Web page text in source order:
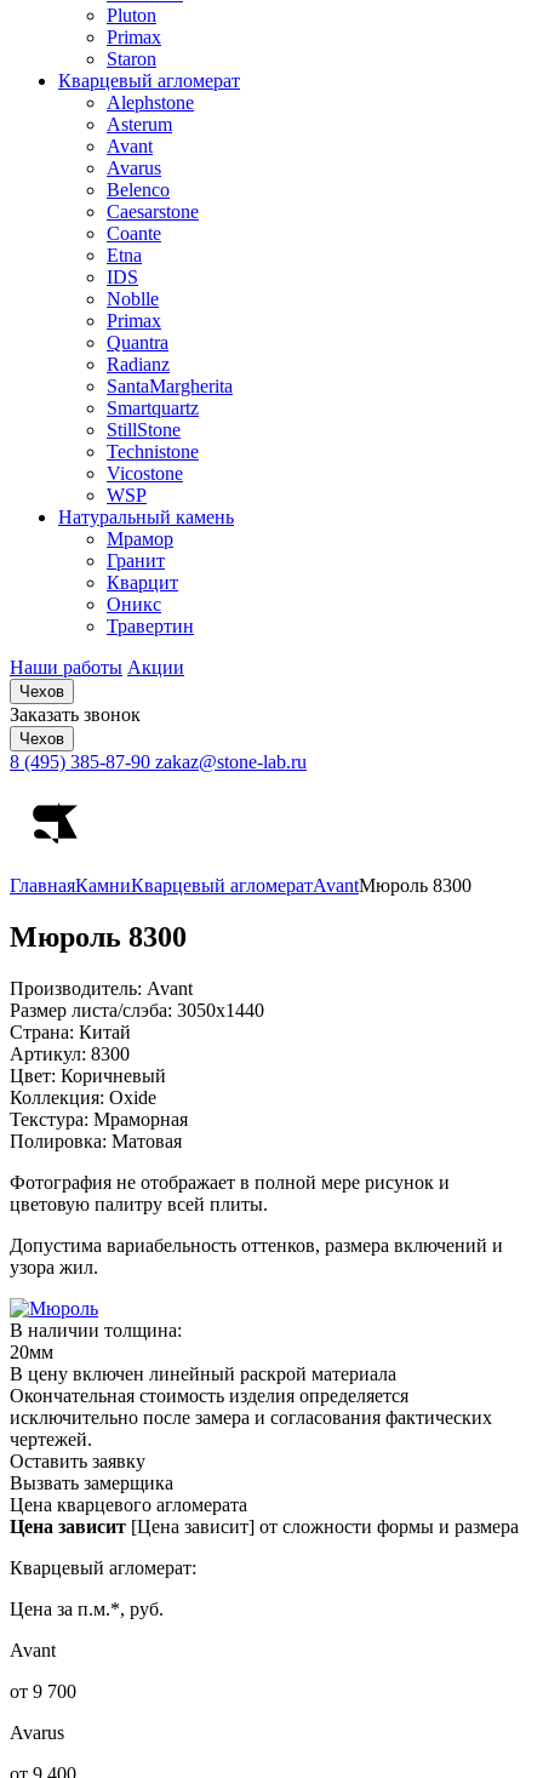
Pluton
Primax
Staron
Кварцевый агломерат
Alephstone
Asterum
Avant
Avarus
Belenco
Caesarstone
Coante
Etna
IDS
Noblle
Primax
Quantra
Radianz
SantaMargherita
Smartquartz
StillStone
Technistone
Vicostone
WSP
Натуральный камень
Мрамор
Гранит
Кварцит
Оникс
Травертин
Наши работы Акции
Чехов
Заказать звонок
Чехов
8 (495) 385-87-90 zakaz@stone-lab.ru
ГлавнаяКамниКварцевый агломератAvantМюроль 8300
Мюроль 8300
Производитель: Avant
Размер листа/слэба: 3050х1440
Страна: Китай
Артикул: 8300
Цвет: Коричневый
Коллекция: Oxide
Текстура: Мраморная
Полировка: Матовая
Фотография не отображает в полной мере рисунок и
цветовую палитру всей плиты.
Допустима вариабельность оттенков, размера включений и
узора жил.
В наличии толщина:
20мм
В цену включен линейный раскрой материала
Окончательная стоимость изделия определяется
исключительно после замера и согласования фактических
чертежей.
Оставить заявку
Вызвать замерщика
Цена кварцевого агломерата
Цена зависит [Цена зависит] от сложности формы и размера
Кварцевый агломерат:
Цена за п.м.*, руб.
Avant
от 9 700
Avarus
от 9 400